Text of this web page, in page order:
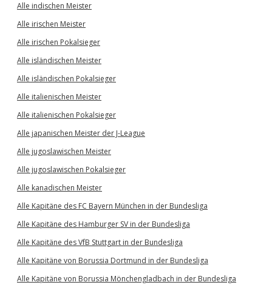
Alle indischen Meister
Alle irischen Meister
Alle irischen Pokalsieger
Alle isländischen Meister
Alle isländischen Pokalsieger
Alle italienischen Meister
Alle italienischen Pokalsieger
Alle japanischen Meister der J-League
Alle jugoslawischen Meister
Alle jugoslawischen Pokalsieger
Alle kanadischen Meister
Alle Kapitäne des FC Bayern München in der Bundesliga
Alle Kapitäne des Hamburger SV in der Bundesliga
Alle Kapitäne des VfB Stuttgart in der Bundesliga
Alle Kapitäne von Borussia Dortmund in der Bundesliga
Alle Kapitäne von Borussia Mönchengladbach in der Bundesliga